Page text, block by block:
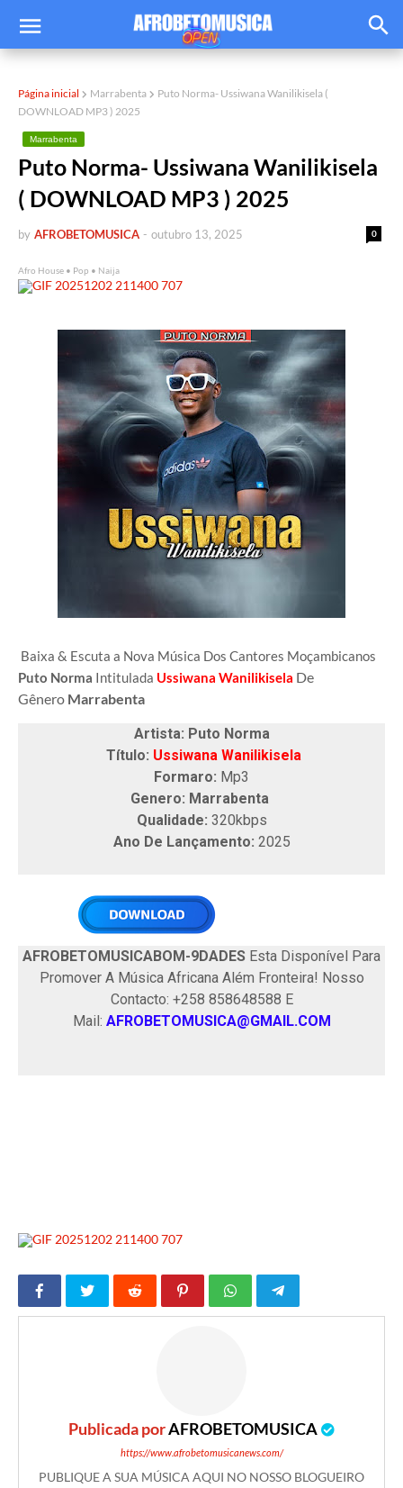
Página inicial Marrabenta
Puto Norma- Ussiwana Wanilikisela (
DOWNLOAD MP3 ) 2025
Marrabenta
Puto Norma- Ussiwana Wanilikisela
( DOWNLOAD MP3 ) 2025
by AFROBETOMUSICA 0
- outubro 13, 2025
Afro House • Pop • Naija
Baixa & Escuta a Nova Música Dos Cantores Moçambicanos
Puto Norma Intitulada Ussiwana Wanilikisela De
Gênero Marrabenta
Artista: Puto Norma
Título: Ussiwana Wanilikisela
Formaro: Mp3
Genero: Marrabenta
Qualidade: 320kbps
Ano De Lançamento: 2025
AFROBETOMUSICABOM-9DADES Esta Disponível Para
Promover A Música Africana Além Fronteira! Nosso
Contacto: +258 858648588 E
Mail: AFROBETOMUSICA@GMAIL.COM
Publicada porAFROBETOMUSICA
https://www.afrobetomusicanews.com/
PUBLIQUE A SUA MÚSICA AQUI NO NOSSO BLOGUEIRO